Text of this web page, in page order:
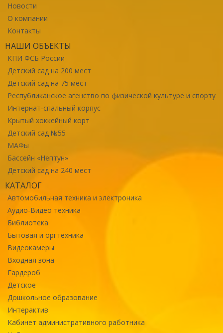
Новости
О компании
Контакты
НАШИ ОБЪЕКТЫ
КПИ ФСБ России
Детский сад на 200 мест
Детский сад на 75 мест
Республиканское агенство по физической культуре и спорту
Интернат-спальный корпус
Крытый хоккейный корт
Детский сад №55
МАФы
Бассейн «Нептун»
Детский сад на 240 мест
КАТАЛОГ
Автомобильная техника и электроника
Аудио-Видео техника
Библиотека
Бытовая и оргтехника
Видеокамеры
Входная зона
Гардероб
Детское
Дошкольное образование
Интерактив
Кабинет административного работника